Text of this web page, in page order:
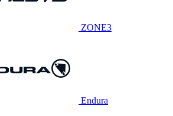
ZONE3
Endura